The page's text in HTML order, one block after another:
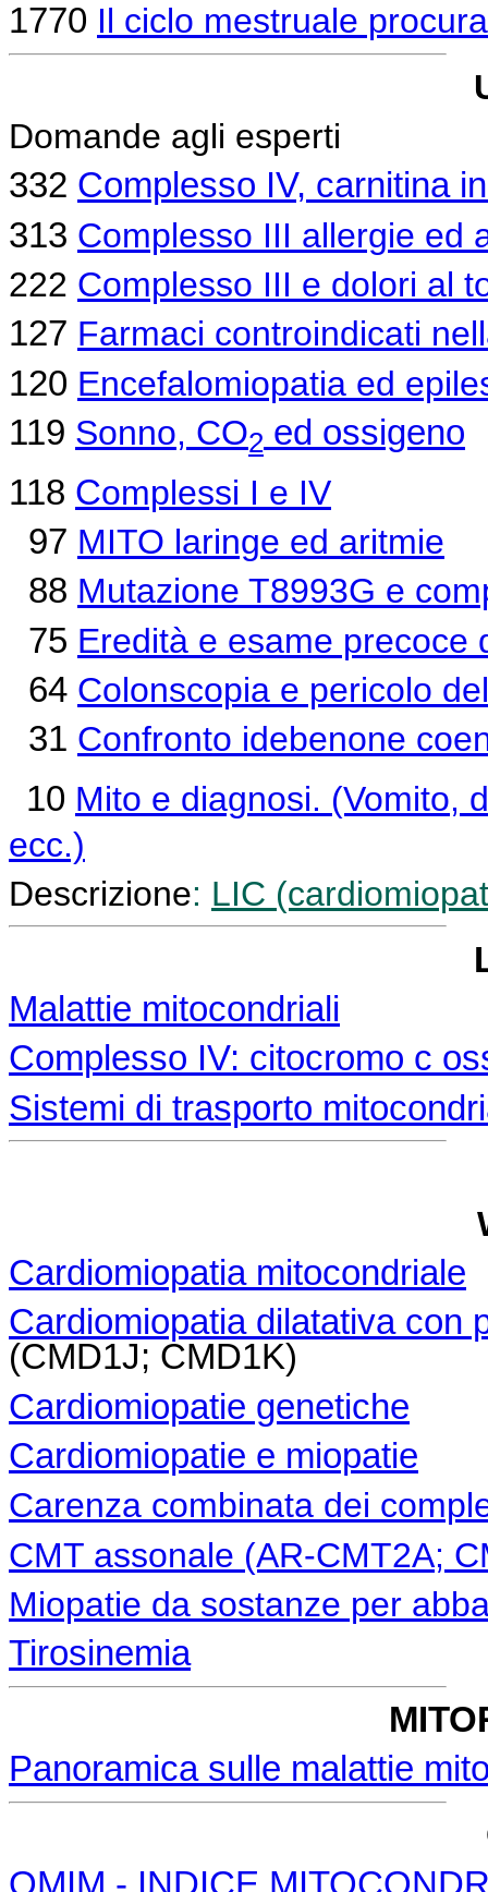
1770 Il ciclo mestruale
Domande agli esperti
332 Complesso IV, carnitina
313 Complesso III allergie ed
222 Complesso III e dolori al
127 Farmaci controindicati
120 Encefalomiopatia ed
119 Sonno, CO2 ed ossigeno
118 Complessi I e IV
97 MITO laringe ed aritmie
88 Mutazione T8993G e
75 Eredità e esame precoce
64 Colonscopia e pericolo
31 Confronto idebenone
10 Mito e diagnosi. (Vomito,
ecc.)
Descrizione: LIC
Malattie mitocondriali
Complesso IV: citocromo c
Sistemi di trasporto
Cardiomiopatia mitocondriale
Cardiomiopatia dilatativa con
(CMD1J; CMD1K)
Cardiomiopatie genetiche
Cardiomiopatie e miopatie
Carenza combinata dei
CMT assonale (AR-CMT2A;
Miopatie da sostanze per
Tirosinemia
Panoramica sulle malattie